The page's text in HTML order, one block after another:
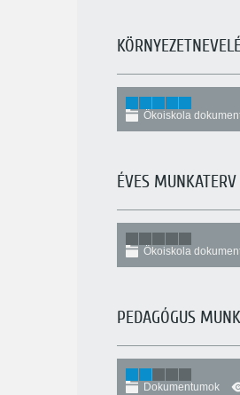
Ökoiskola
ÉVES
Ökoiskola
PEDAGÓGUS
Dokumentumok